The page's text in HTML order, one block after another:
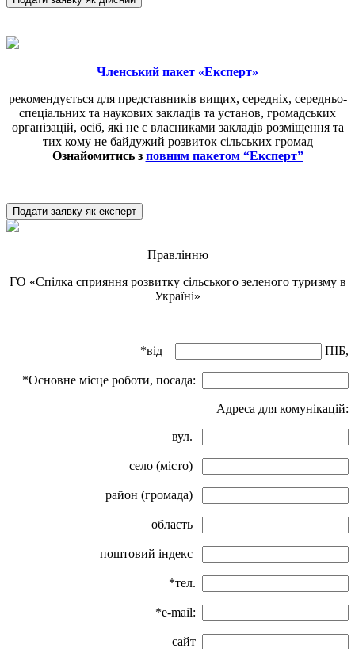
Членський пакет «Експерт»
рекомендується для представників вищих, середніх, середньо-
спеціальних та наукових закладів та установ, громадських
організацій, осіб, які не є власниками закладів розміщення та
тих кому не байдужий розвиток сільських громад
Ознайомитись з повним пакетом “Експерт”
Подати заявку як експерт
Правлінню
ГО «Спілка сприяння розвитку сільського зеленого туризму в
Україні»
*від ПІБ,
*Основне місце роботи, посада:
Адреса для комунікацій:
вул.
село (місто)
район (громада)
область
поштовий індекс
*тел.
*e-mail:
сайт